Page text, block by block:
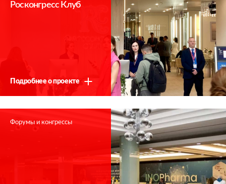
Росконгресс Клуб
Подробнее о проекте
Форумы и конгрессы